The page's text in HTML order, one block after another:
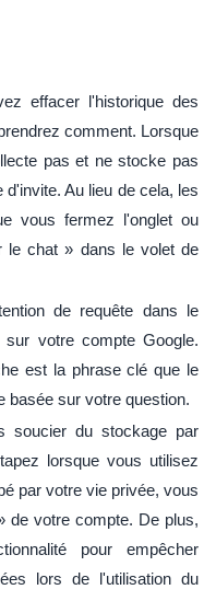
effacer l'historique des
comment. Lorsque
pas et ne stocke pas
Au lieu de cela, les
vous fermez l'onglet ou
le chat » dans le volet de
de requête dans le
votre compte Google.
est la phrase clé que le
basée sur votre question.
soucier du stockage par
lorsque vous utilisez
par votre vie privée, vous
de votre compte. De plus,
pour empêcher
lors de l'utilisation du